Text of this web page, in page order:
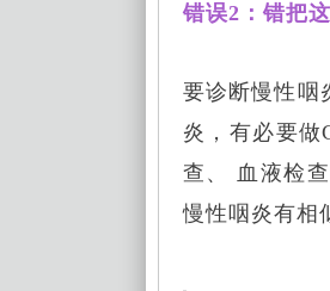
错误2：错把
要诊断慢性咽
炎，有必要做
查、 血液检
慢性咽炎有相